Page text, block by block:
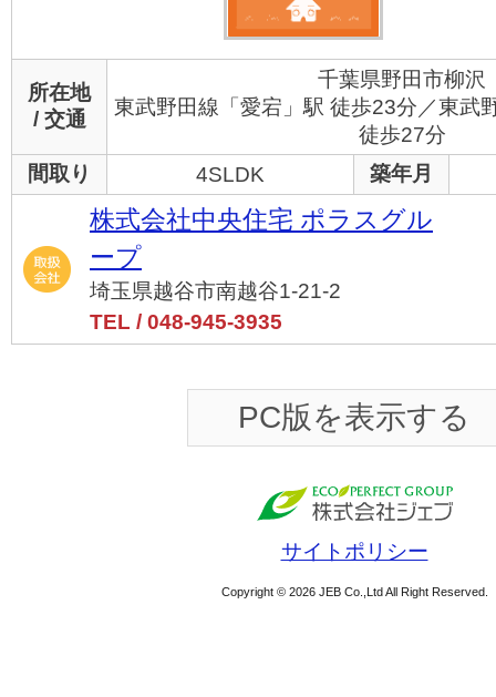
所在地
/ 交通
千葉県野田市柳沢
東武野田線「愛宕」駅 徒歩23分／東武
徒歩27分
間取り
4SLDK 築年月
株式会社中央住宅 ポラスグル
ープ
埼玉県越谷市南越谷1-21-2
TEL / 048-945-3935
PC版を表示する
サイトポリシー
Copyright © 2026 JEB Co.,Ltd All Right Reserved.